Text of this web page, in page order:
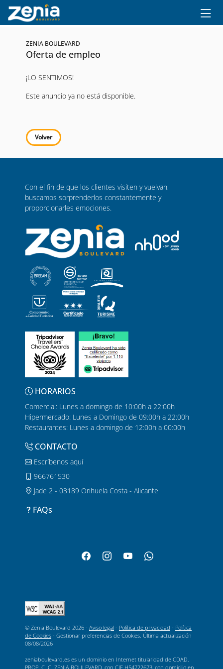
Ir al contenido principal
ZENIA BOULEVARD
Oferta de empleo
¡LO SENTIMOS!
Este anuncio ya no está disponible.
Volver
Con el fin de que los clientes visiten y vuelvan,
buscamos sorprenderlos constantemente y
proporcionarles emociones.
HORARIOS
Comercial: Lunes a domingo de 10:00h a 22:00h
Hipermercado: Lunes a Domingo de 09:00h a 22:00h
Restaurantes: Lunes a domingo de 12:00h a 00:00h
CONTACTO
Escríbenos aquí
966761530
Jade 2 - 03189 Orihuela Costa - Alicante
FAQs
© Zenia Boulevard 2026 - Aviso legal - Política de privacidad - Política
de Cookies - Gestionar preferencias de Cookies . Última actualización
08/08/2026
zeniaboulevard.es es un dominio en Internet titularidad de CDAD.
PROP. C. C. ZENIA BOULEVARD, con CIF H54722673, con domicilio en